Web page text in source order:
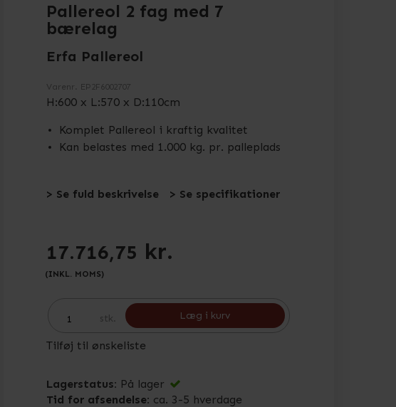
Pallereol 2 fag med 7
bærelag
Erfa Pallereol
Varenr. EP2F6002707
H:600 x L:570 x D:110cm
Komplet Pallereol i kraftig kvalitet
Kan belastes med 1.000 kg. pr. palleplads
> Se fuld beskrivelse > Se specifikationer
17.716,75 kr.
(INKL. MOMS)
stk. Læg i kurv
Tilføj til ønskeliste
Lagerstatus: På lager
Tid for afsendelse: ca. 3-5 hverdage